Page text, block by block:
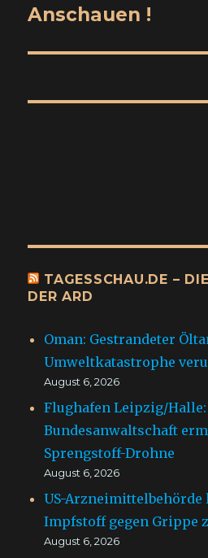
Nächster
Anschauen !
TAGESSCHAU.DE –
DER ARD
Oman: Gestrandeter
Umweltkatastrophe
August 6, 2026
Flughafen Leipzig/Halle:
Bundesanwaltschaft
Sprengstoff-Drohne
August 6, 2026
US-Arzneimittelbehörde
Impfstoff gegen Grippe
August 6, 2026